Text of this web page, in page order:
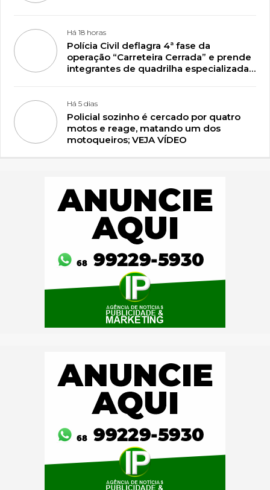
Há 18 horas
Polícia Civil deflagra 4ª fase da
operação “Carreteira Cerrada” e prende
integrantes de quadrilha especializada
Há 5 dias
Policial sozinho é cercado por quatro
motos e reage, matando um dos
motoqueiros; VEJA VÍDEO